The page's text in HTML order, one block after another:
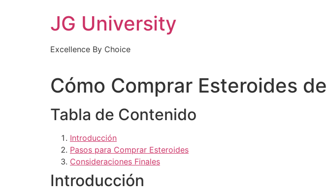
JG University
Excellence By Choice
Cómo Comprar Esteroides
Tabla de Contenido
Introducción
Pasos para Comprar Esteroides
Consideraciones Finales
Introducción